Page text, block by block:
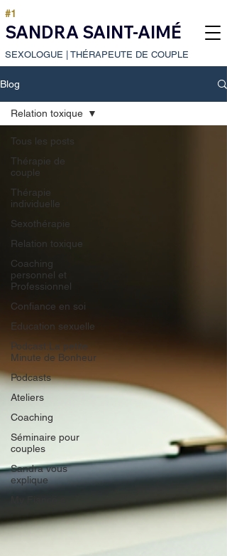
#1
SANDRA SAINT-AIMÉ
SEXOLOGUE THÉRAPEUTE DE COUPLE
Blog
Tous les posts
Thérapie de
couple
Thérapie
individuelle
Sexothérapie
Relation toxique
Coaching
personnel et
Professionnel
Confiance en soi
Education sexuelle
Podcast:La petite
Minute de Bonheur
Podcasts
Ateliers
Coaching
Séminaire pour
couples
Sandra vous
explique
Relation toxique